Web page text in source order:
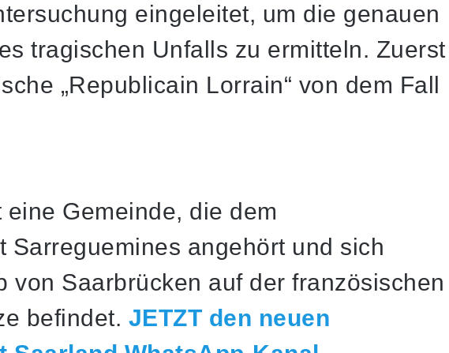
eingeleitet, um die genauen
tragischen Unfalls zu ermitteln. Zuerst
„Republicain Lorrain“ von dem Fall
Gemeinde, die dem
Sarreguemines angehört und sich
von Saarbrücken auf der französischen
befindet. JETZT den neuen